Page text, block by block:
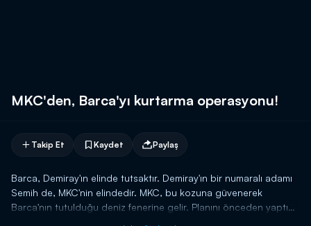
MKC'den, Barca'yı kurtarma operasyonu!
Takip Et Kaydet Paylaş
Barca, Demiray'ın elinde tutsaktır. Demiray'ın bir numaralı adamı
Semih de, MKC'nin elindedir. MKC, bu kozuna güvenerek
Barca'nın tutulduğu deniz fenerine gelir. Planını önceden yaptığı